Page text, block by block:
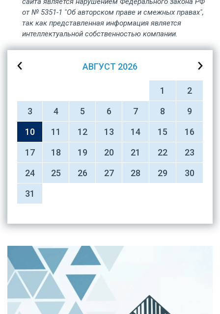
от № 5351-1 "Об авторском праве и смежных правах",
так как представленная информация является
интеллектуальной собственностью компании.
АВГУСТ 2026
1
2
3
4 5 6 7 8
9
10
11 12 13 14 15
16
17
18 19 20 21 22
23
24
25 26 27 28 29
30
31